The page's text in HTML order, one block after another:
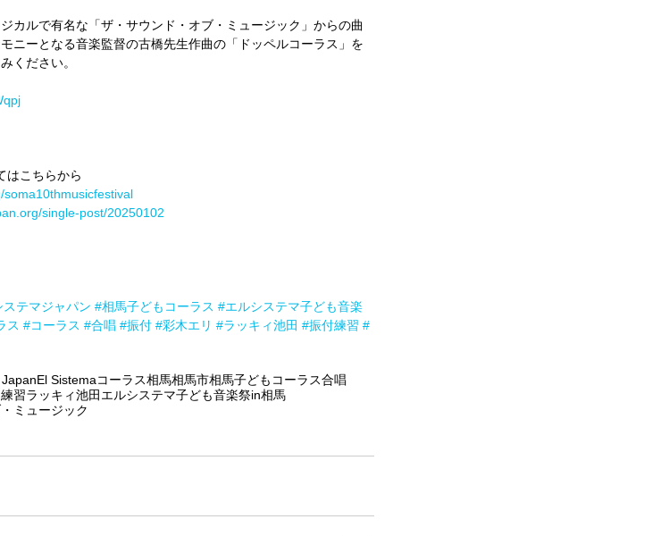
カルで有名な「ザ・サウンド・オブ・ミュージック」からの曲
ニーとなる音楽監督の古橋先生作曲の「ドッペルコーラス」を
ください。
はこちらから
soma10thmusicfestival
single-post/20250102
ステマジャパン #相馬子どもコーラス #エルシステマ子ども音楽
ス #コーラス #合唱 #振付 #彩木エリ #ラッキィ池田 #振付練習 #
El Sistemaコーラス相馬相馬市相馬子どもコーラス合唱
練習ラッキィ池田 エルシステマ子ども音楽祭in相馬
ミュージック